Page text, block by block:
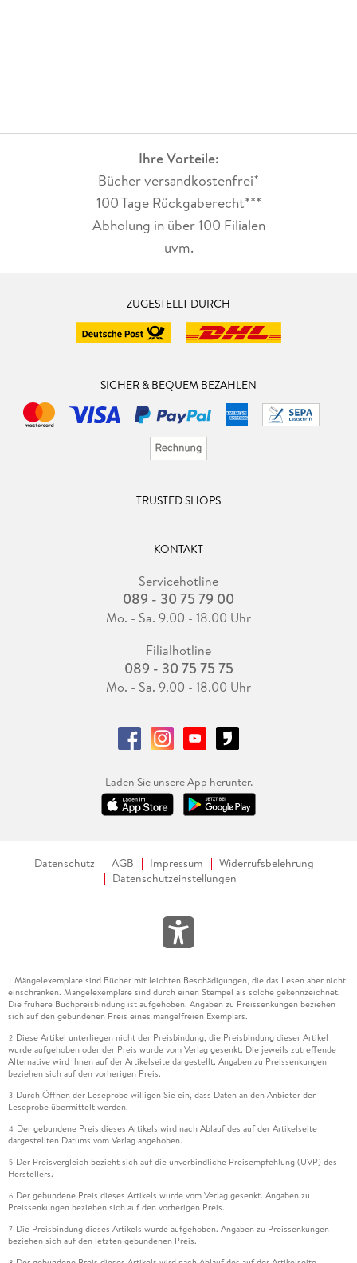
Ihre Vorteile:
Bücher versandkostenfrei*
100 Tage Rückgaberecht***
Abholung in über 100 Filialen
uvm.
ZUGESTELLT DURCH
SICHER & BEQUEM BEZAHLEN
TRUSTED SHOPS
KONTAKT
Servicehotline
089 - 30 75 79 00
Mo. - Sa. 9.00 - 18.00 Uhr
Filialhotline
089 - 30 75 75 75
Mo. - Sa. 9.00 - 18.00 Uhr
Laden Sie unsere App herunter.
Datenschutz AGB Impressum
Widerrufsbelehrung
Datenschutzeinstellungen
1 Mängelexemplare sind Bücher mit leichten Beschädigungen, die das Lesen aber nicht
einschränken. Mängelexemplare sind durch einen Stempel als solche gekennzeichnet.
Die frühere Buchpreisbindung ist aufgehoben. Angaben zu Preissenkungen beziehen
sich auf den gebundenen Preis eines mangelfreien Exemplars.
2 Diese Artikel unterliegen nicht der Preisbindung, die Preisbindung dieser Artikel
wurde aufgehoben oder der Preis wurde vom Verlag gesenkt. Die jeweils zutreffende
Alternative wird Ihnen auf der Artikelseite dargestellt. Angaben zu Preissenkungen
beziehen sich auf den vorherigen Preis.
3 Durch Öffnen der Leseprobe willigen Sie ein, dass Daten an den Anbieter der
Leseprobe übermittelt werden.
4 Der gebundene Preis dieses Artikels wird nach Ablauf des auf der Artikelseite
dargestellten Datums vom Verlag angehoben.
5 Der Preisvergleich bezieht sich auf die unverbindliche Preisempfehlung (UVP) des
Herstellers.
6 Der gebundene Preis dieses Artikels wurde vom Verlag gesenkt. Angaben zu
Preissenkungen beziehen sich auf den vorherigen Preis.
7 Die Preisbindung dieses Artikels wurde aufgehoben. Angaben zu Preissenkungen
beziehen sich auf den letzten gebundenen Preis.